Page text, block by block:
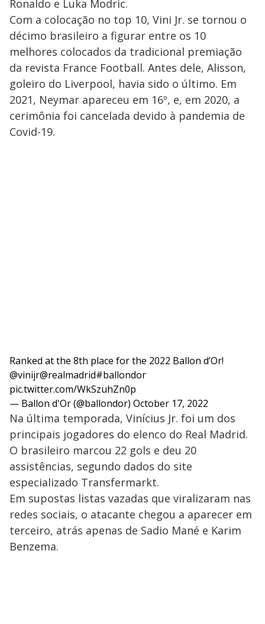
Ronaldo e Luka Modric.
Com a colocação no top 10, Vini Jr. se tornou o
décimo brasileiro a figurar entre os 10
melhores colocados da tradicional premiação
da revista France Football. Antes dele, Alisson,
goleiro do Liverpool, havia sido o último. Em
2021, Neymar apareceu em 16º, e, em 2020, a
cerimônia foi cancelada devido à pandemia de
Covid-19.
Ranked at the 8th place for the 2022 Ballon d’Or!
@vinijr@realmadrid#ballondor
pic.twitter.com/WkSzuhZn0p
— Ballon d'Or (@ballondor) October 17, 2022
Na última temporada, Vinícius Jr. foi um dos
principais jogadores do elenco do Real Madrid.
O brasileiro marcou 22 gols e deu 20
assistências, segundo dados do site
especializado Transfermarkt.
Em supostas listas vazadas que viralizaram nas
redes sociais, o atacante chegou a aparecer em
terceiro, atrás apenas de Sadio Mané e Karim
Benzema.